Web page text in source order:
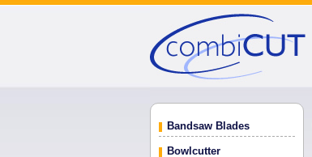
Bandsaw Blades
Bowlcutter